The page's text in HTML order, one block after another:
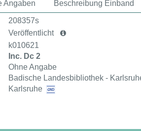
Angaben Beschreibung Einband
208357s
Veröffentlicht
k010621
Inc. Dc 2
Ohne Angabe
Badische Landesbibliothek -
Karlsruhe